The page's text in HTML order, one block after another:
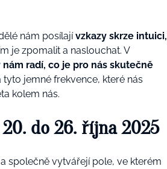
nám posílajívzkazy skrze intuici,
je zpomalit a naslouchat. V
nám radí, co je pro nás skutečně
jemné frekvence, které nás
kolem nás.
do 26. října 2025
společně vytvářejí pole, ve kterém